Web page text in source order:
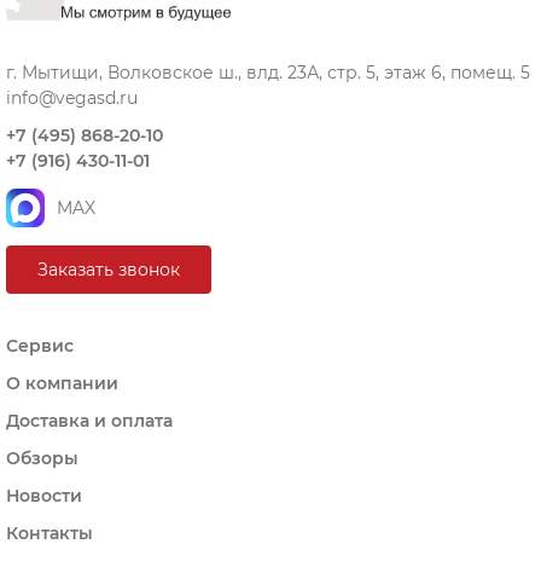
г. Мытищи, Волковское ш., влд. 23А, стр. 5, этаж 6, помещ. 5
info@vegasd.ru
+7 (495) 868-20-10
+7 (916) 430-11-01
MAX
Заказать звонок
Сервис
О компании
Доставка и оплата
Обзоры
Новости
Контакты